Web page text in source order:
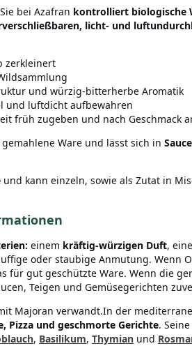
bei Azafran kontrolliert biologische
licht- und
zerkleinert
und würzig-bitterherbe Aromatik
und luftdicht aufbewahren
früh zugeben und nach Geschmack
Ware und lässt sich in
und kann einzeln, sowie als Zutat in
einem kräftig-würzigen Duft,
oder staubige Anmutung. Wenn
gut geschützte Ware. Wenn die
Teigen und Gemüsegerichten
Majoran verwandt.In der
Pizza und geschmorte Gerichte.
, Basilikum, Thymian und